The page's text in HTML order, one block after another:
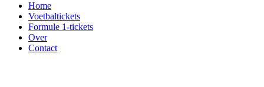
Home
Voetbaltickets
Formule 1-tickets
Over
Contact